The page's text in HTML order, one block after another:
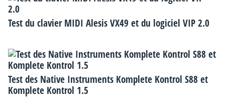
Test du clavier MIDI Alesis VX49 et du logiciel VIP 2.0
Test des Native Instruments Komplete Kontrol S88 et
Komplete Kontrol 1.5